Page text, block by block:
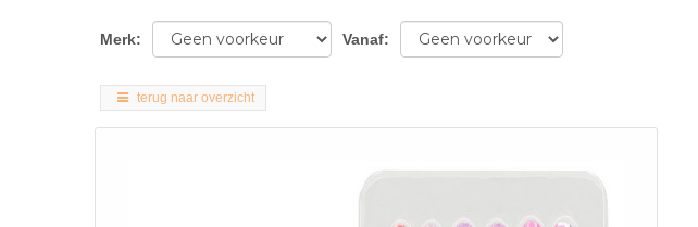
Merk: Vanaf:
terug naar overzicht